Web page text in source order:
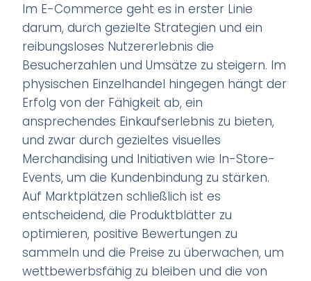
Im E-Commerce geht es in erster Linie
darum, durch gezielte Strategien und ein
reibungsloses Nutzererlebnis die
Besucherzahlen und Umsätze zu steigern. Im
physischen Einzelhandel hingegen hängt der
Erfolg von der Fähigkeit ab, ein
ansprechendes Einkaufserlebnis zu bieten,
und zwar durch gezieltes visuelles
Merchandising und Initiativen wie In-Store-
Events, um die Kundenbindung zu stärken.
Auf Marktplätzen schließlich ist es
entscheidend, die Produktblätter zu
optimieren, positive Bewertungen zu
sammeln und die Preise zu überwachen, um
wettbewerbsfähig zu bleiben und die von